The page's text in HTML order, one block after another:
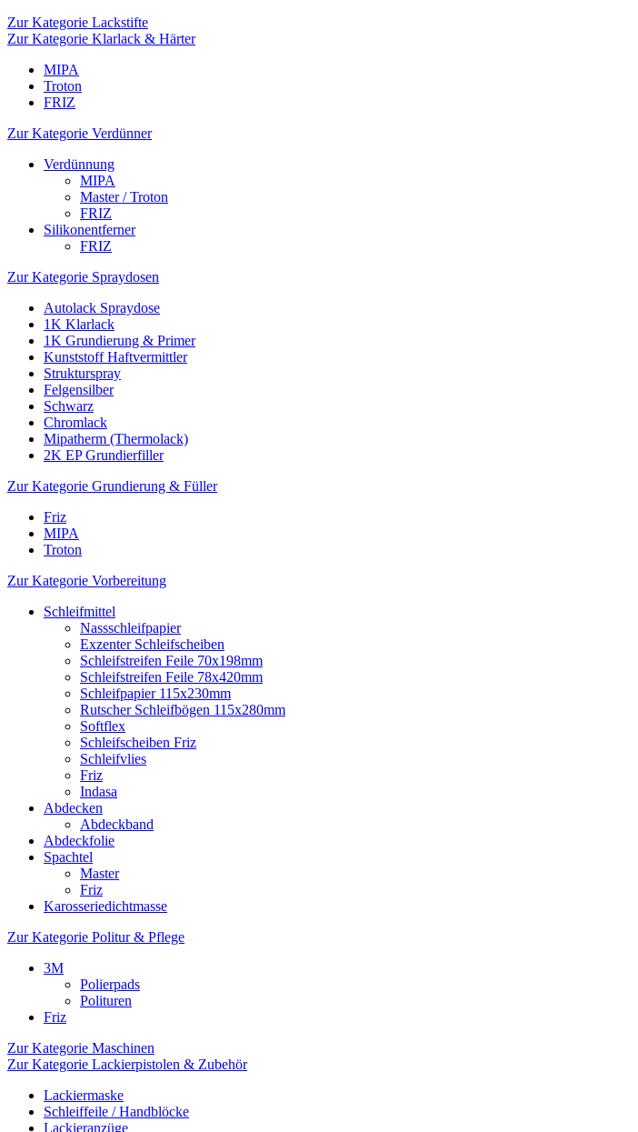
Zur Kategorie Lackstifte
Zur Kategorie Klarlack & Härter
MIPA
Troton
FRIZ
Zur Kategorie Verdünner
Verdünnung
MIPA
Master / Troton
FRIZ
Silikonentferner
FRIZ
Zur Kategorie Spraydosen
Autolack Spraydose
1K Klarlack
1K Grundierung & Primer
Kunststoff Haftvermittler
Strukturspray
Felgensilber
Schwarz
Chromlack
Mipatherm (Thermolack)
2K EP Grundierfiller
Zur Kategorie Grundierung & Füller
Friz
MIPA
Troton
Zur Kategorie Vorbereitung
Schleifmittel
Nassschleifpapier
Exzenter Schleifscheiben
Schleifstreifen Feile 70x198mm
Schleifstreifen Feile 78x420mm
Schleifpapier 115x230mm
Rutscher Schleifbögen 115x280mm
Softflex
Schleifscheiben Friz
Schleifvlies
Friz
Indasa
Abdecken
Abdeckband
Abdeckfolie
Spachtel
Master
Friz
Karosseriedichtmasse
Zur Kategorie Politur & Pflege
3M
Polierpads
Polituren
Friz
Zur Kategorie Maschinen
Zur Kategorie Lackierpistolen & Zubehör
Lackiermaske
Schleiffeile / Handblöcke
Lackieranzüge